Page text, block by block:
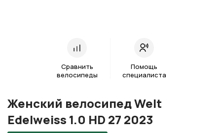
Сравнить
велосипеды
Помощь
специалиста
Женский велосипед Welt
Edelweiss 1.0 HD 27 2023